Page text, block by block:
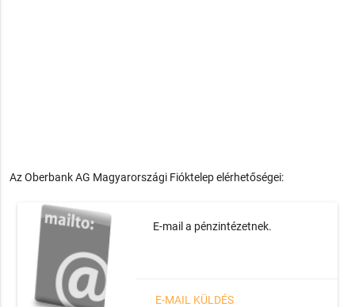
Az Oberbank AG Magyarországi Fióktelep elérhetőségei:
E-mail a pénzintézetnek.
E-MAIL KÜLDÉS